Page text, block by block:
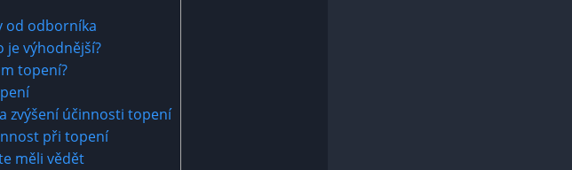
od odborníka
je výhodnější?
topení?
zvýšení účinnosti topení
při topení
měli vědět